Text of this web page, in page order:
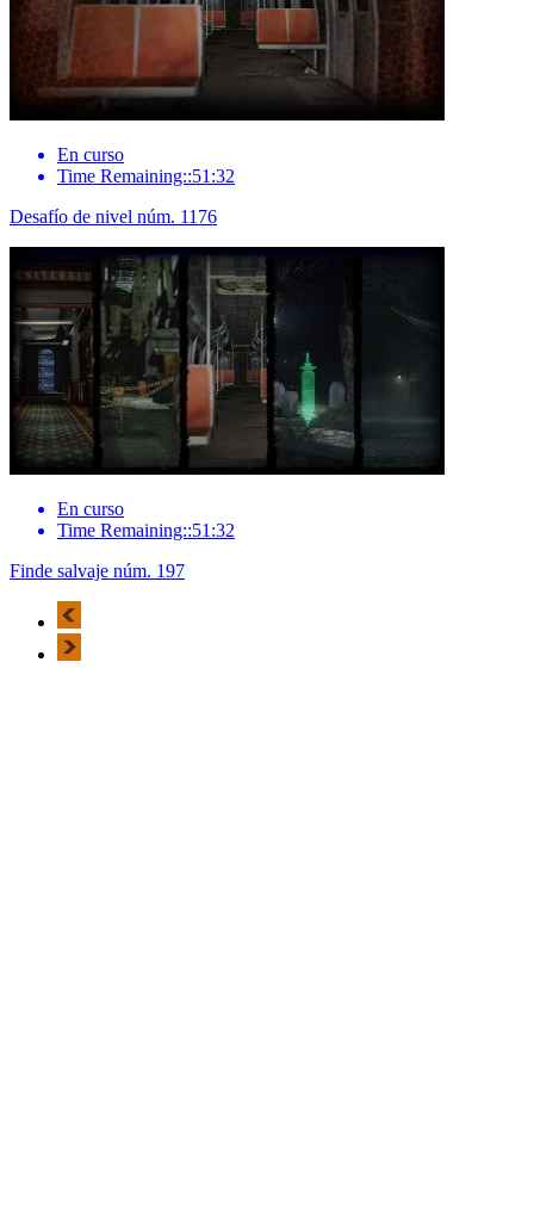
En curso
Time Remaining::51:32
Desafío de nivel núm. 1176
En curso
Time Remaining::51:32
Finde salvaje núm. 197